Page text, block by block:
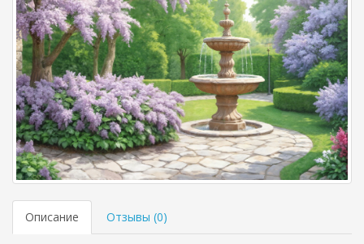
Описание Отзывы (0)